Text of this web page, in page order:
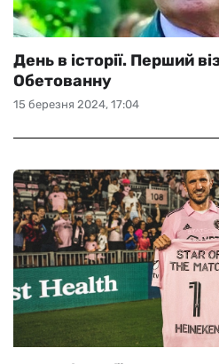
15 березня 2024, 17:04
День в історії. Перший
Обетованну